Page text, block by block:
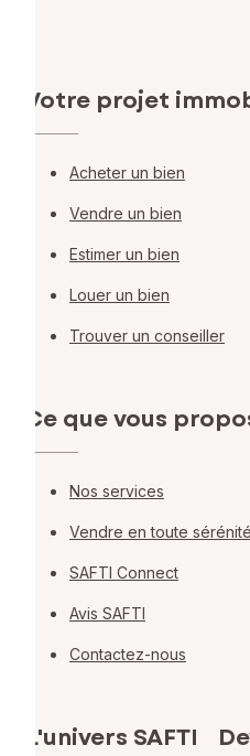
Votre projet
Acheter un bien
Vendre un bien
Estimer un bien
Louer un bien
Trouver un conseiller
Ce que vous
Nos services
Vendre en toute sérénité
SAFTI Connect
Avis SAFTI
Contactez-nous
L'univers SAFTI